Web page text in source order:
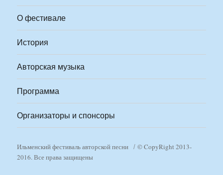
О фестивале
История
Авторская музыка
Программа
Организаторы и спонсоры
Ильменский фестиваль авторской песни
© CopyRight 2013-
2016. Все права защищены